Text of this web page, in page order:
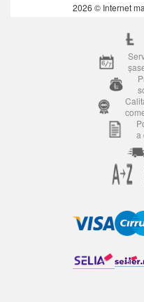
2026 © Internet
a